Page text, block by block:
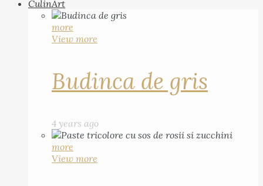
CulinArt
more
View more
Budinca de gris
4 years ago
more
View more